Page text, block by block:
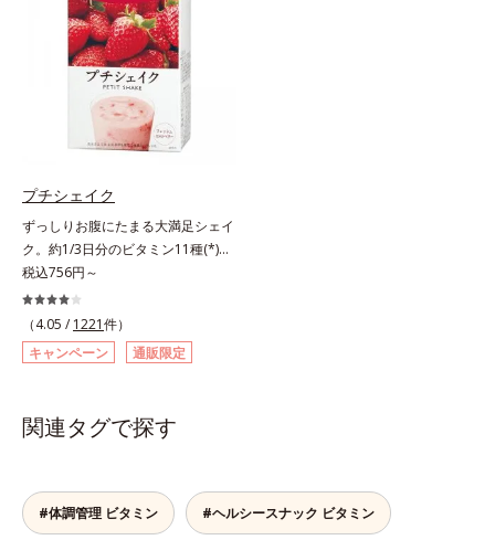
の香りや味をできるだけカットし
た、まるでフルーツゼリーのように
みずみずしいゼリーです。個包装の
スティックタイプだから、いつでも
どこでも片手でおいしくコラーゲン
をチャージできます。年齢と共に気
になる悩みも、おやつやデザート時
しょう。脂肪分ゼロ＆1袋20kcal
で、ダイエット中でも安心です。各
商品の詳しい情報は商品ページをご
覧ください。・BEAUTY夏祭りは、
こちら
プチシェイク
ずっしりお腹にたまる大満足シェイ
ク。約1/3日分のビタミン11種(*)・
鉄分・食物繊維配合でダイエットと
美容をしっかりサポート。食事とお
きかえるだけで簡単にカロリーを抑
えつつ、果実のいいところをまるご
と使って栄養バランスUP。食物繊
なダイエットを後押しします。さら
い栄養、空腹具合に合わせて食べ方
のアレンジは自由自在！自然な果実
税込756円～
（4.05 / 1221件）
キャンペーン
通販限定
関連タグで探す
#体調管理 ビタミン #ヘルシースナック ビタミン